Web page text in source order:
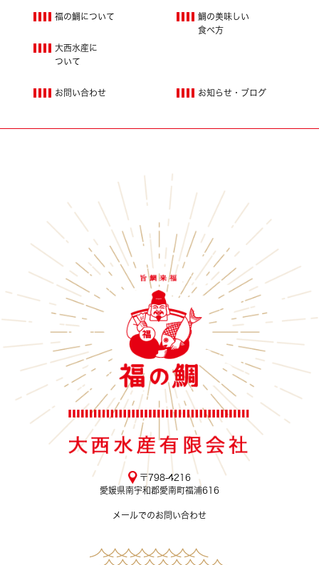
福の鯛について
鯛の美味しい
食べ方
大西水産に
ついて
お知らせ・ブログ
お問い合わせ
〒798-4216
愛媛県南宇和郡愛南町福浦616
メールでのお問い合わせ